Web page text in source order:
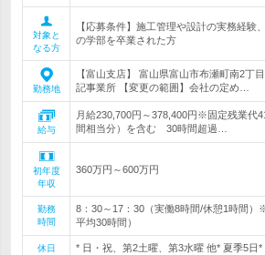
対象と
なる方
【応募条件】施工管理や設計の実務経験
の学部を卒業された方
勤務地
【富山支店】 富山県富山市布瀬町南2丁
記事業所 【変更の範囲】会社の定め…
給与
月給230,700円～378,400円※固定残業代
間相当分）を含む 30時間超過…
初年度
年収
360万円～600万円
勤務
時間
8：30～17：30（実働8時間/休憩1時間）
平均30時間）
休日 * 日・祝、第2土曜、第3水曜 他* 夏季5日